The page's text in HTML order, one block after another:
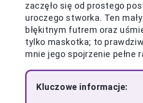
zaczęło się od prostego
uroczego stworka. Ten
błękitnym futrem oraz
tylko maskotka; to
mnie jego spojrzenie pełne
Kluczowe informacje: